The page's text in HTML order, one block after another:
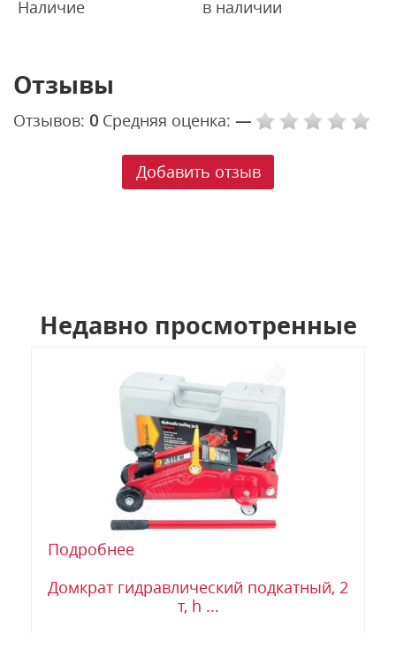
Наличие в наличии
Отзывы
Отзывов: 0 Средняя оценка: —
Добавить отзыв
Недавно просмотренные
Подробнее
Домкрат гидравлический подкатный, 2
т, h ...